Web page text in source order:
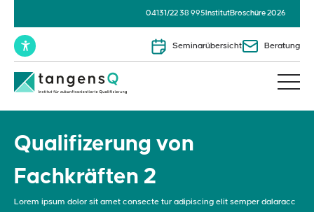
04131/22 38 995 InstitutBroschüre 2026
Seminarübersicht Beratung
Qualifizerung von
Fachkräften 2
Lorem ipsum dolor sit amet consecte tur adipiscing elit semper dalaracc